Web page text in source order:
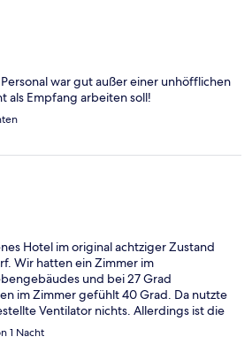
war gut außer einer unhöfflichen
als Empfang arbeiten soll!
Hotel im original achtziger Zustand
Wir hatten ein Zimmer im
und bei 27 Grad
im Zimmer gefühlt 40 Grad. Da nutzte
Ventilator nichts. Allerdings ist die
U-Bahn Nähe super und das
Frühstück war sehr gut. Für eine
1 Nacht